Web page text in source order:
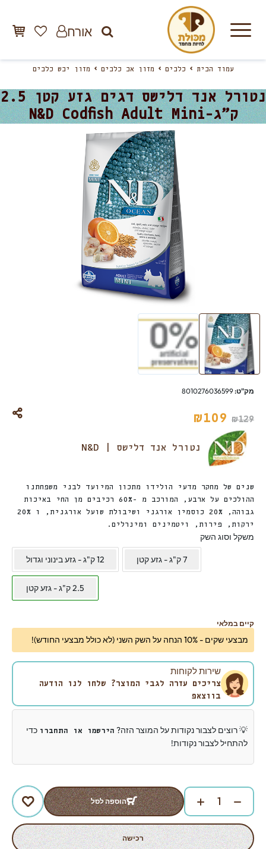
אורח
עמוד הבית כלבים מזון אב כלבים מזון יבש כלבים
נטורל אנד דלישס דגים גזע קטן 2.5
ק”ג-N&D Codfish Adult Mini
מק"ט:8010276036599
₪129
₪109
נטורל אנד דלישס | N&D
שנים של מחקר מדעי הולידו מתכון המיועד לבני משפחתנו
ההולכים על ארבע, המורכב מ -60% רכיבים מן החי באיכות
גבוהה, 20% כוסמין אורגני ושיבולת שועל אורגנית, ו 20%
ירקות, פירות, ויטמינים ומינרלים.
משקל וסוג השק
12 ק"ג - גזע בינוני וגדול 7 ק"ג - גזע קטן
2.5 ק"ג - גזע קטן
קיים במלאי
מבצעי שקים - 10% הנחה על השק השני (לא כולל מבצעי החודש)!
שירות לקוחות
צריכים עזרה לגבי המוצר? שלחו לנו הודעה
בווצאפ
💡 רוצים לצבור נקודות על המוצר הזה? הירשמו או התחברו כדי
להתחיל לצבור נקודות!
הוספה לסל
רכישה